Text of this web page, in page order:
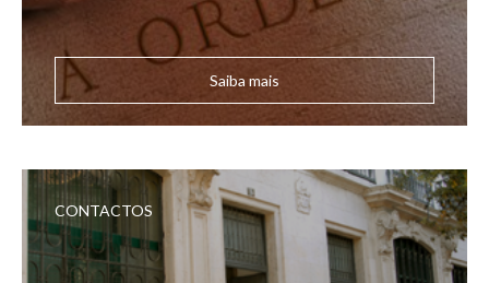
Saiba mais
CONTACTOS